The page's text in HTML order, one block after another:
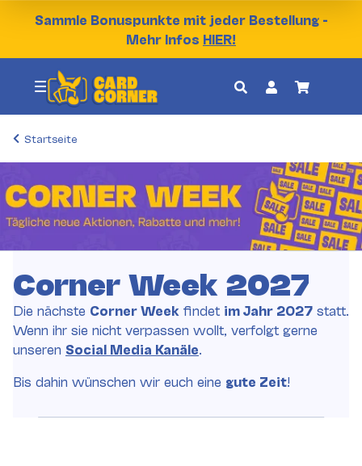
Sammle Bonuspunkte mit jeder Bestellung -
Mehr Infos HIER!
Startseite
Corner Week 2027
Die nächste Corner Week findet im Jahr 2027 statt.
Wenn ihr sie nicht verpassen wollt, verfolgt gerne
unseren Social Media Kanäle
Bis dahin wünschen wir euch eine gute Zeit!